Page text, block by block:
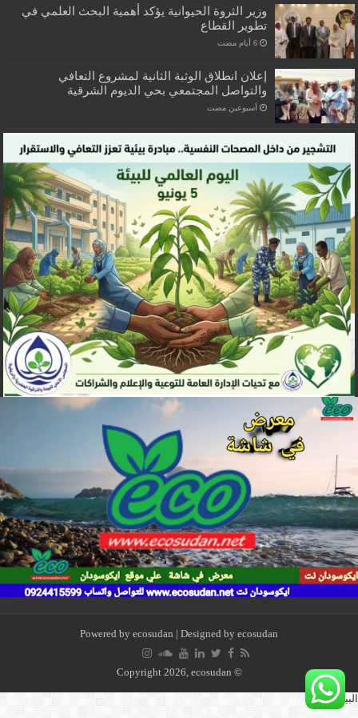
وزير الثروة الحيوانية يؤكد أهمية البحث العلمي في
تطوير القطاع
إعلان انطلاق الوثبة الثانية لمشروع التعافي
والتواصل المجتمعي بحي الديوم الشرقية
‏أسبوعين مضت
Powered byecosudan | Designed byecosudan
© Copyright 2026, ecosudan
البيئة بيتنا